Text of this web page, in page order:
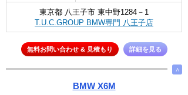
東京都 八王子市 東中野1284－1
T.U.C.GROUP BMW専門 八王子店
無料お問い合わせ & 見積もり 詳細を見る
∧
BMW X6M